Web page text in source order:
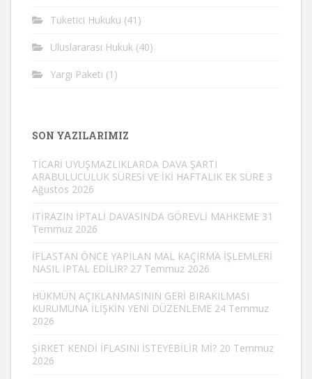
Tüketici Hukuku (41)
Uluslararası Hukuk (40)
Yargı Paketi (1)
SON YAZILARIMIZ
TİCARİ UYUŞMAZLIKLARDA DAVA ŞARTI
ARABULUCULUK SÜRESİ VE İKİ HAFTALIK EK SÜRE 3
Ağustos 2026
İTİRAZIN İPTALİ DAVASINDA GÖREVLİ MAHKEME 31
Temmuz 2026
İFLASTAN ÖNCE YAPILAN MAL KAÇIRMA İŞLEMLERİ
NASIL İPTAL EDİLİR? 27 Temmuz 2026
HÜKMÜN AÇIKLANMASININ GERİ BIRAKILMASI
KURUMUNA İLİŞKİN YENİ DÜZENLEME 24 Temmuz
2026
ŞİRKET KENDİ İFLASINI İSTEYEBİLİR Mİ? 20 Temmuz
2026